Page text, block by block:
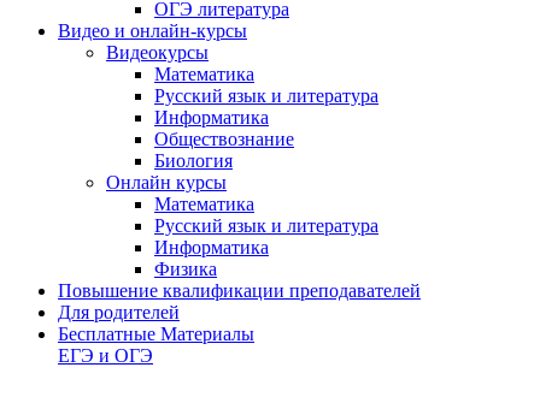
ОГЭ литература
Видео и онлайн-курсы
Видеокурсы
Математика
Русский язык и литература
Информатика
Обществознание
Биология
Онлайн курсы
Математика
Русский язык и литература
Информатика
Физика
Повышение квалификации преподавателей
Для родителей
Бесплатные Материалы
ЕГЭ и ОГЭ